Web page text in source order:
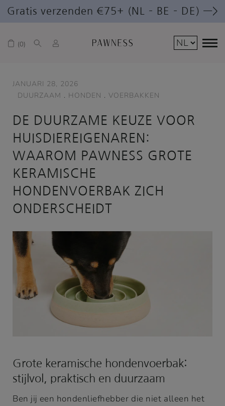
Gratis verzenden €75+ (NL – BE – DE) —>
0
JANUARI 28, 2026
DUURZAAM . HONDEN . VOERBAKKEN
DE DUURZAME KEUZE VOOR
HUISDIEREIGENAREN:
WAAROM PAWNESS GROTE
KERAMISCHE
HONDENVOERBAK ZICH
ONDERSCHEIDT
Grote keramische hondenvoerbak:
stijlvol, praktisch en duurzaam
Ben jij een hondenliefhebber die niet alleen het